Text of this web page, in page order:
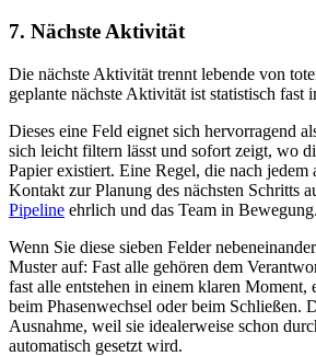
7. Nächste Aktivität
Die nächste Aktivität trennt lebende von
geplante nächste Aktivität ist statistisch fast
Dieses eine Feld eignet sich hervorragend
sich leicht filtern lässt und sofort zeigt, wo
Papier existiert. Eine Regel, die nach jedem
Kontakt zur Planung des nächsten Schritts
Pipeline ehrlich und das Team in Bewegung.
Wenn Sie diese sieben Felder
Muster auf: Fast alle gehören dem
fast alle entstehen in einem klaren Moment,
beim Phasenwechsel oder beim Schließen.
Ausnahme, weil sie idealerweise schon
automatisch gesetzt wird.